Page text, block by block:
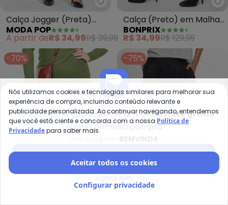
Moda Pop - Calça Jogger
Calça Jogger (Preta)
com Faixas na Frente
MODA POP
A partir deR$ 34,99R$ 39,99
Calça (Preto) em Malha
Suede
BONPRIX
R$ 34,99R$ 129,99
-70%
-75%
Compre pelo app e ganhe12% OFF + frete grátis
na sua primeira compra
Baixar app Posthaus
Agora não
Nós utilizamos cookies e tecnologias similares para melhorar sua
experiência de compra, incluindo conteúdo relevante e
publicidade personalizada. Ao continuar navegando, entendemos
que você está ciente e concorda com a nossa Política de
Privacidadepara saber mais.
Aceitar todos os cookies
Configurar privacidade